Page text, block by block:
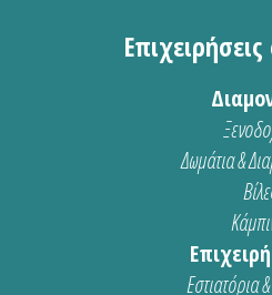
Δωμάτια &
Εστιατόρια